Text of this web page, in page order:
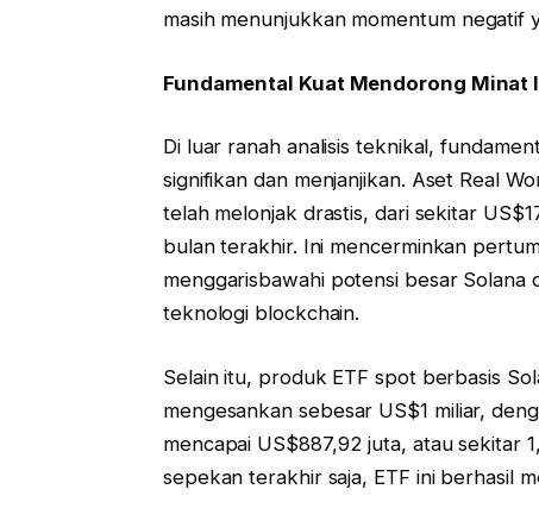
masih menunjukkan momentum negatif
Fundamental Kuat Mendorong
Di luar ranah analisis teknikal,
signifikan dan menjanjikan. Aset Real
telah melonjak drastis, dari sekitar
bulan terakhir. Ini mencerminkan
menggarisbawahi potensi besar Solana
teknologi blockchain.
Selain itu, produk ETF spot berbasis
mengesankan sebesar US$1 miliar,
mencapai US$887,92 juta, atau sekitar
sepekan terakhir saja, ETF ini berhasil